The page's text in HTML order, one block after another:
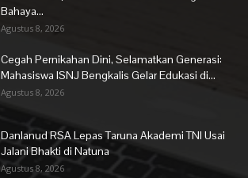
Bahaya...
Agustus 8, 2026
Cegah Pernikahan Dini, Selamatkan Generasi:
Mahasiswa ISNJ Bengkalis Gelar Edukasi di...
Agustus 8, 2026
Danlanud RSA Lepas Taruna Akademi TNI Usai
Jalani Bhakti di Natuna
Agustus 8, 2026